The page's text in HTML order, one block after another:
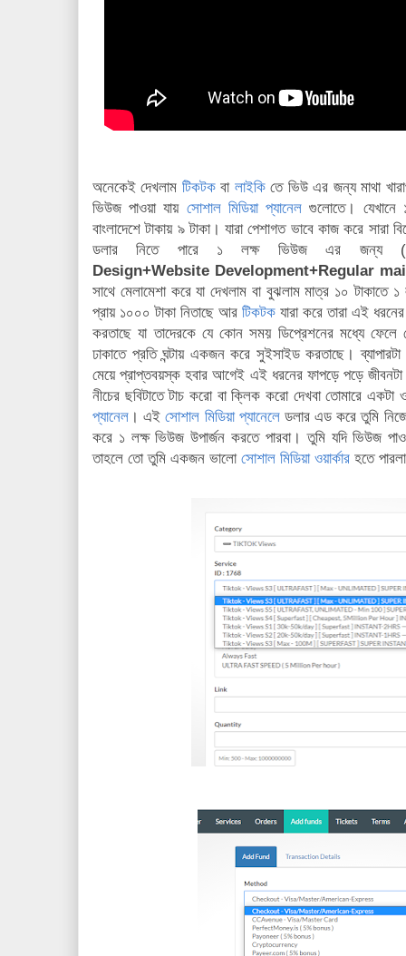
অনেকেই দেখলাম টিকটক বা লাইকি তে ভিউ এর জন্য মাথা
ভিউজ পাওয়া যায় সোশাল মিডিয়া প্যানেল গুলোতে। যেখানে
বাংলাদেশে টাকায় ৯ টাকা। যারা পেশাগত ভাবে কাজ করে সারা
ডলার নিতে পারে ১ লক্ষ ভিউজ এর জন্য (
Design+Website Development+Regular
সাথে মেলামেশা করে যা দেখলাম বা বুঝলাম মাত্র ১০
প্রায় ১০০০ টাকা নিতাছে আর টিকটক যারা করে তারা এই
করতাছে যা তাদেরকে যে কোন সময় ডিপ্রেশনের মধ্যে
ঢাকাতে প্রতি ঘন্টায় একজন করে সুইসাইড করতাছে।
মেয়ে প্রাপ্তবয়স্ক হবার আগেই এই ধরনের ফাপড়ে পড়ে
নীচের ছবিটাতে টাচ করো বা ক্লিক করো দেখবা তোমারে একটা
প্যানেল । এইসোশাল মিডিয়া প্যানেলেডলার এড করে তুমি
করে ১ লক্ষ ভিউজ উপার্জন করতে পারবা। তুমি যদি ভিউজ
তাহলে তো তুমি একজন ভালো সোশাল মিডিয়া ওয়ার্কার হতে